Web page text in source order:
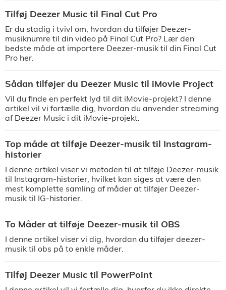
Tilføj Deezer Music til Final Cut Pro
Er du stadig i tvivl om, hvordan du tilføjer Deezer-
musiknumre til din video på Final Cut Pro? Lær den
bedste måde at importere Deezer-musik til din Final Cut
Pro her.
Sådan tilføjer du Deezer Music til iMovie Project
Vil du finde en perfekt lyd til dit iMovie-projekt? I denne
artikel vil vi fortælle dig, hvordan du anvender streaming
af Deezer Music i dit iMovie-projekt.
Top måde at tilføje Deezer-musik til Instagram-
historier
I denne artikel viser vi metoden til at tilføje Deezer-musik
til Instagram-historier, hvilket kan siges at være den
mest komplette samling af måder at tilføjer Deezer-
musik til IG-historier.
To Måder at tilføje Deezer-musik til OBS
I denne artikel viser vi dig, hvordan du tilføjer deezer-
musik til obs på to enkle måder.
Tilføj Deezer Music til PowerPoint